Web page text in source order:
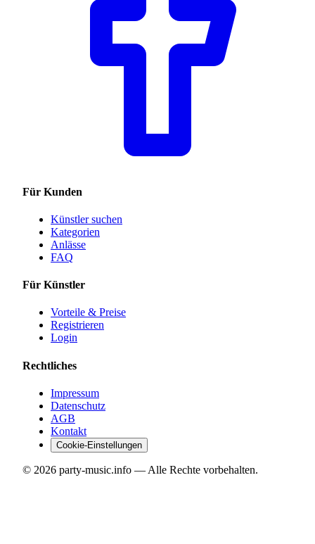
Für Kunden
Künstler suchen
Kategorien
Anlässe
FAQ
Für Künstler
Vorteile & Preise
Registrieren
Login
Rechtliches
Impressum
Datenschutz
AGB
Kontakt
Cookie-Einstellungen
© 2026 party-music.info — Alle Rechte vorbehalten.